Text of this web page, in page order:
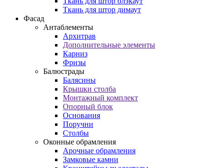
Ткань для штор димаут
Фасад
Антаблементы
Архитрав
Дополнительные элементы
Карниз
Фризы
Балюстрады
Балясины
Крышки столба
Монтажный комплект
Опорный блок
Основания
Поручни
Столбы
Оконные обрамления
Арочные обрамления
Замковые камни